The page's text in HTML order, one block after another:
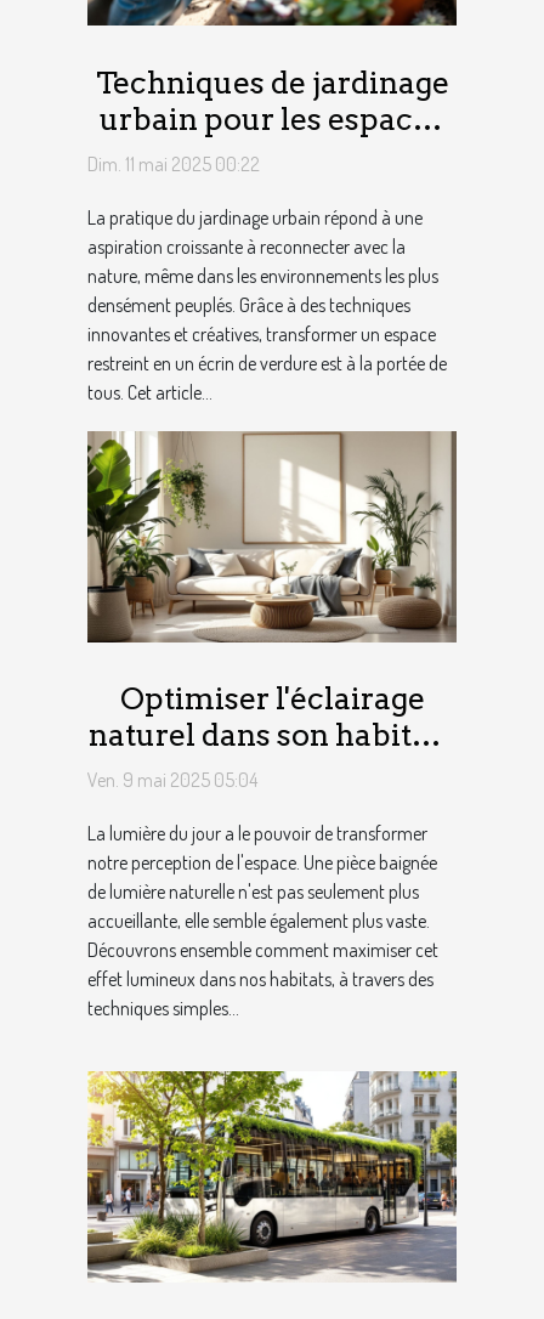
Techniques de jardinage
urbain pour les espaces
restreints
Dim. 11 mai 2025 00:22
La pratique du jardinage urbain répond à une
aspiration croissante à reconnecter avec la
nature, même dans les environnements les plus
densément peuplés. Grâce à des techniques
innovantes et créatives, transformer un espace
restreint en un écrin de verdure est à la portée de
tous. Cet article...
Optimiser l'éclairage
naturel dans son habitat -
Techniques simples pour
visuellement
Ven. 9 mai 2025 05:04
La lumière du jour a le pouvoir de transformer
notre perception de l'espace. Une pièce baignée
de lumière naturelle n'est pas seulement plus
accueillante, elle semble également plus vaste.
Découvrons ensemble comment maximiser cet
effet lumineux dans nos habitats, à travers des
techniques simples...